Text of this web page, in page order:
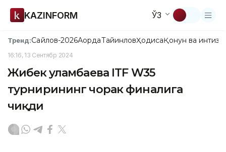
KAZINFORM ЎЗ
Тренд:Сайлов-2026АқордаТайинловҲодисаҚонун ва
16:16, 13 Сентябр 2024
Жибек Қуламбаева ITF W35
турнирининг чорак финалига
чиқди